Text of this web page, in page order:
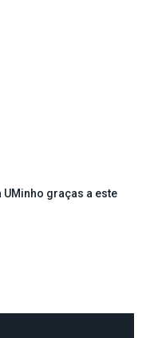
graças a este